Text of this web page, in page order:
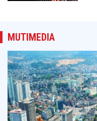
MUTIMEDIA